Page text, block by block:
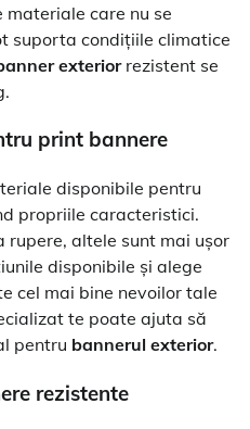
care nu se
suporta condițiile climatice
exteriorrezistent se
print bannere
disponibile pentru
propriile caracteristici.
rupere, altele sunt mai ușor
disponibile și alege
cel mai bine nevoilor tale
te poate ajuta să
pentru bannerul exterior.
rezistente